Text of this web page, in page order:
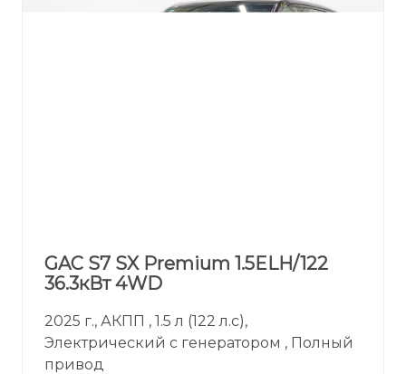
GAC S7 SX Premium 1.5ELH/122
36.3кВт 4WD
2025 г., АКПП , 1.5 л (122 л.с),
Электрический с генератором , Полный
привод